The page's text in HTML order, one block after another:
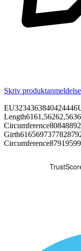
Skriv produktanmeldelse